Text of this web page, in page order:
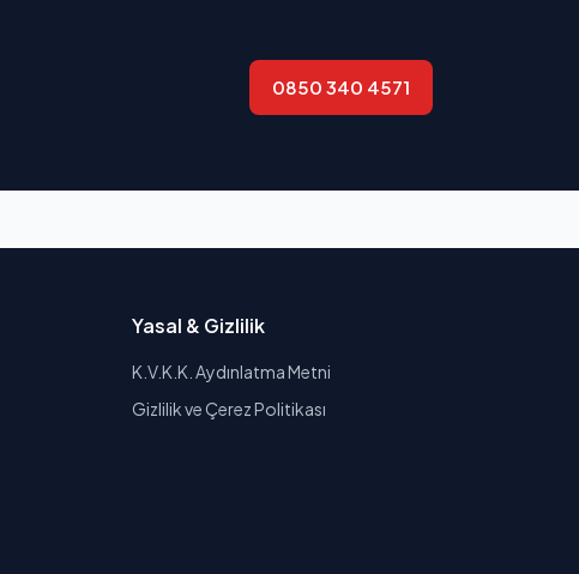
0850 340 4571
Yasal & Gizlilik
K.V.K.K. Aydınlatma Metni
Gizlilik ve Çerez Politikası